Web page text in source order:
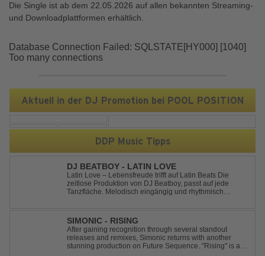
Aktuell in der DJ Promotion bei POOL POSITION
DDP Music Tipps
DJ BEATBOY - LATIN LOVE
Latin Love – Lebensfreude trifft auf Latin Beats Die
zeitlose Produktion von DJ Beatboy, passt auf jede
Tanzfläche. Melodisch eingängig und rhythmisch
Hannover, freut sich über Feedback....
SIMONIC - RISING
After gaining recognition through several standout
releases and remixes, Simonic returns with another
stunning production on Future Sequence. "Rising" is a
Die Single ist ab dem 22.05.2026 auf allen bekannten Streaming-
und Downloadplattformen erhältlich.
Database Connection Failed: SQLSTATE[HY000] [1040]
Too many connections